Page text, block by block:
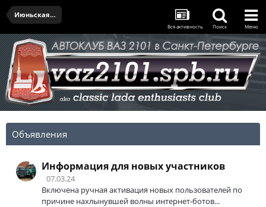
Июньская встреча - 27.06.2021
Вся активность Поиск Меню
Объявления
Информация для новых участников
07.03.24
Включена ручная активация новых пользователей по
причине нахлынувшей волны интернет-ботов...